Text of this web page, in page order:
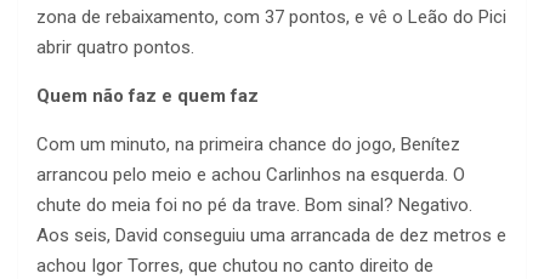
zona de rebaixamento, com 37 pontos, e vê o Leão do Pici
abrir quatro pontos.
Quem não faz e quem faz
Com um minuto, na primeira chance do jogo, Benítez
arrancou pelo meio e achou Carlinhos na esquerda. O
chute do meia foi no pé da trave. Bom sinal? Negativo.
Aos seis, David conseguiu uma arrancada de dez metros e
achou Igor Torres, que chutou no canto direito de